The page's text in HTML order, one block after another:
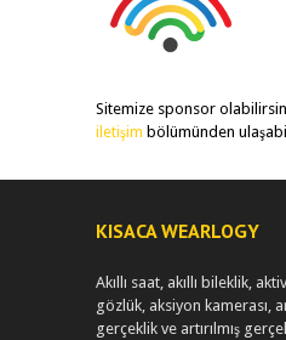
Sitemize sponsor
iletişim bölümünden
KISACA WEARLOGY
Akıllı saat, akıllı bileklik,
gözlük, aksiyon kamerası,
gerçeklik ve artırılmış